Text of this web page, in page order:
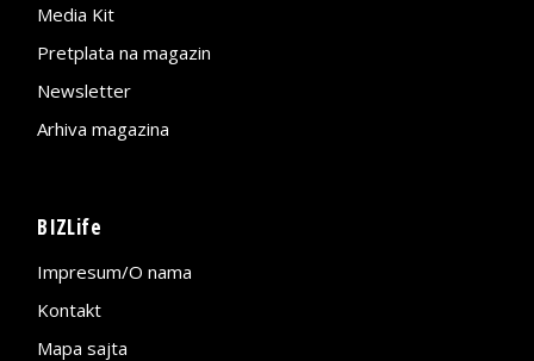
Media Kit
Pretplata na magazin
Newsletter
Arhiva magazina
BIZLife
Impresum/O nama
Kontakt
Mapa sajta